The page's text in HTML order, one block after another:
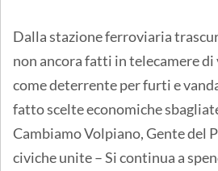
Dalla stazione ferroviaria
non ancora fatti in telecamere
come deterrente per furti e
fatto scelte economiche
Cambiamo Volpiano, Gente del
civiche unite – Si continua a